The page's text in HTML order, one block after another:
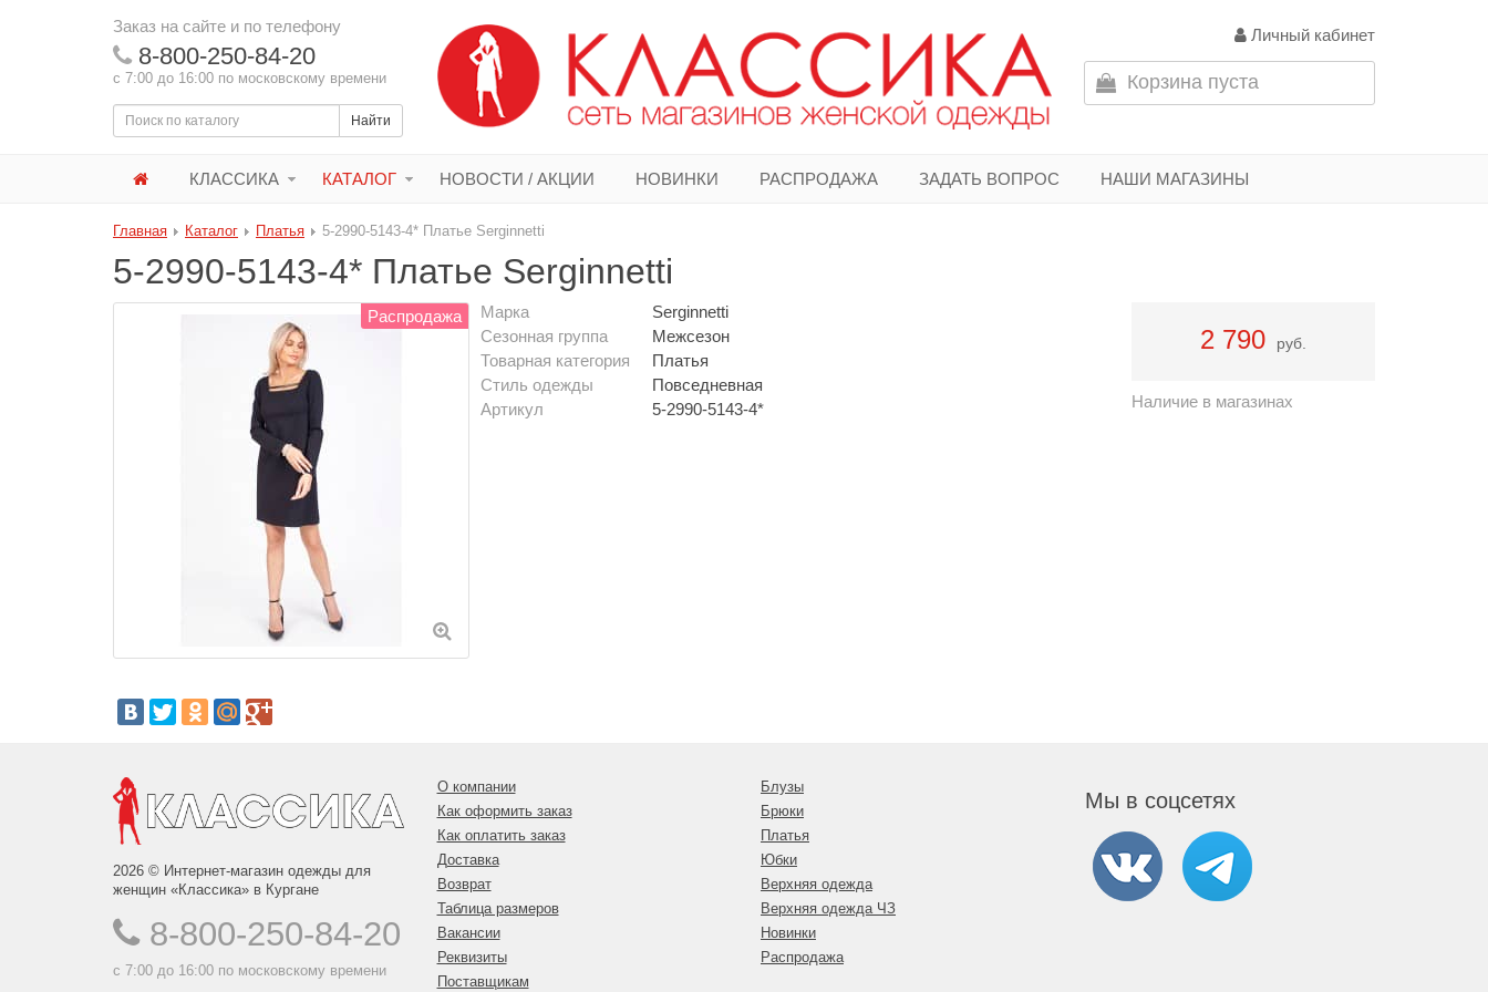
Заказ на сайте и по телефону
8-800-250-84-20
с 7:00 до 16:00 по московскому времени
Найти
Личный кабинет
Корзина пуста
КЛАССИКА КАТАЛОГ НОВОСТИ / АКЦИИ НОВИНКИ РАСПРОДАЖА ЗАДАТЬ ВОПРОС НАШИ МАГАЗИНЫ
Главная Каталог Платья 5-2990-5143-4* Платье Serginnetti
5-2990-5143-4* Платье Serginnetti
Распродажа
2 790 руб.
Наличие в магазинах
Марка
Serginnetti
Сезонная группа
Межсезон
Товарная категория
Платья
Стиль одежды
Повседневная
Артикул
5-2990-5143-4*
2026 © Интернет-магазин одежды для
женщин «Классика» в Кургане
8-800-250-84-20
с 7:00 до 16:00 по московскому времени
О компании
Как оформить заказ
Как оплатить заказ
Доставка
Возврат
Таблица размеров
Вакансии
Реквизиты
Поставщикам
Блузы
Брюки
Платья
Юбки
Верхняя одежда
Верхняя одежда ЧЗ
Новинки
Распродажа
Мы в соцсетях